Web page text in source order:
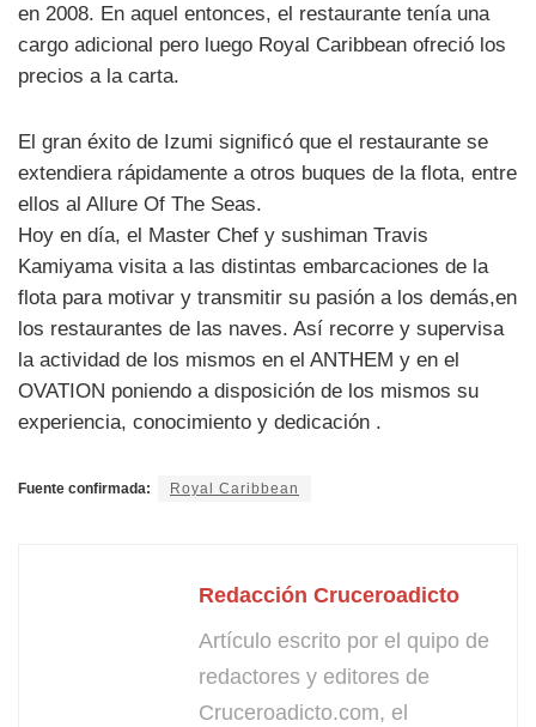
en 2008. En aquel entonces, el restaurante tenía una
cargo adicional pero luego Royal Caribbean ofreció los
precios a la carta.
El gran éxito de Izumi significó que el restaurante se
extendiera rápidamente a otros buques de la flota, entre
ellos al Allure Of The Seas.
Hoy en día, el Master Chef y sushiman Travis
Kamiyama visita a las distintas embarcaciones de la
flota para motivar y transmitir su pasión a los demás,en
los restaurantes de las naves. Así recorre y supervisa
la actividad de los mismos en el ANTHEM y en el
OVATION poniendo a disposición de los mismos su
experiencia, conocimiento y dedicación .
Fuente confirmada: Royal Caribbean
Redacción Cruceroadicto
Artículo escrito por el quipo de
redactores y editores de
Cruceroadicto.com, el